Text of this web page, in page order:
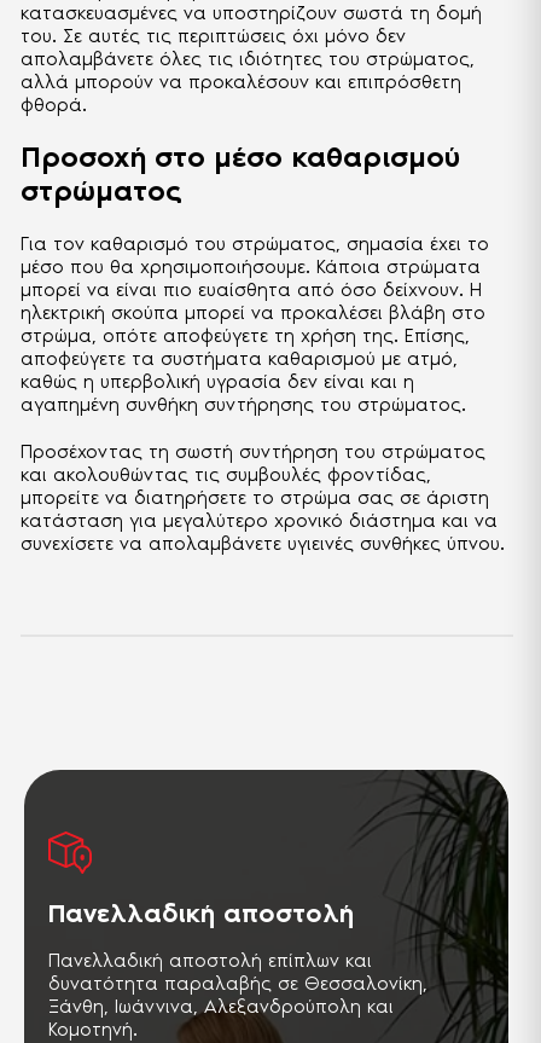
κατασκευασμένες να υποστηρίζουν σωστά τη δομή
του. Σε αυτές τις περιπτώσεις όχι μόνο δεν
απολαμβάνετε όλες τις ιδιότητες του στρώματος,
αλλά μπορούν να προκαλέσουν και επιπρόσθετη
φθορά.
Προσοχή στο μέσο καθαρισμού
στρώματος
Για τον καθαρισμό του στρώματος, σημασία έχει το
μέσο που θα χρησιμοποιήσουμε. Κάποια στρώματα
μπορεί να είναι πιο ευαίσθητα από όσο δείχνουν. Η
ηλεκτρική σκούπα μπορεί να προκαλέσει βλάβη στο
στρώμα, οπότε αποφεύγετε τη χρήση της. Επίσης,
αποφεύγετε τα συστήματα καθαρισμού με ατμό,
καθώς η υπερβολική υγρασία δεν είναι και η
αγαπημένη συνθήκη συντήρησης του στρώματος.
Προσέχοντας τη σωστή συντήρηση του στρώματος
και ακολουθώντας τις συμβουλές φροντίδας,
μπορείτε να διατηρήσετε το στρώμα σας σε άριστη
κατάσταση για μεγαλύτερο χρονικό διάστημα και να
συνεχίσετε να απολαμβάνετε υγιεινές συνθήκες ύπνου.
Πανελλαδική αποστολή
Πανελλαδική αποστολή επίπλων και
δυνατότητα παραλαβής σε Θεσσαλονίκη,
Ξάνθη, Ιωάννινα, Αλεξανδρούπολη και
Κομοτηνή.